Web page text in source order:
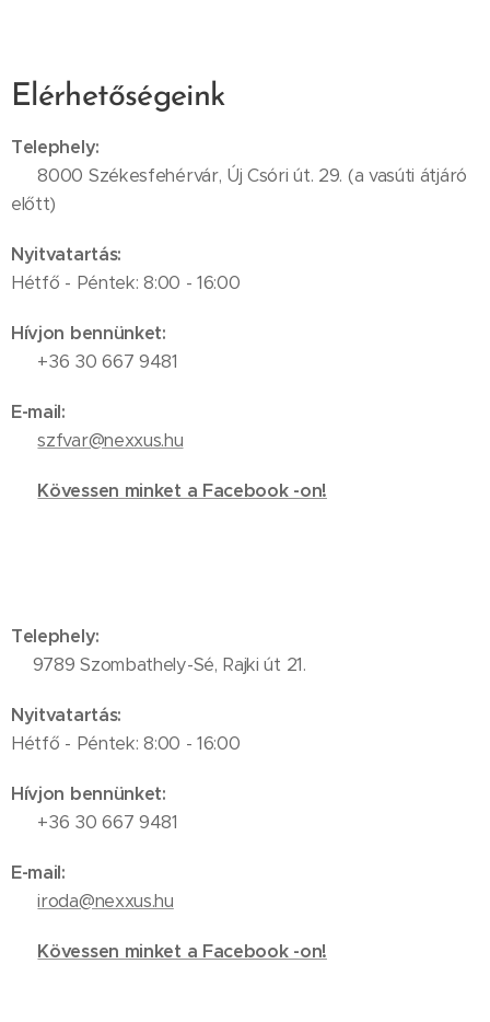
Elérhetőségeink
Telephely:
📍 8000 Székesfehérvár, Új Csóri út. 29. (a vasúti átjáró
előtt)
Nyitvatartás:
Hétfő - Péntek: 8:00 - 16:00
Hívjon bennünket:
📞 +36 30 667 9481
E-mail:
✉️szfvar@nexxus.hu
Kövessen minket a Facebook -on!
Telephely:
📍9789 Szombathely-Sé, Rajki út 21.
Nyitvatartás:
Hétfő - Péntek: 8:00 - 16:00
Hívjon bennünket:
📞 +36 30 667 9481
E-mail:
✉️iroda@nexxus.hu
Kövessen minket a Facebook -on!